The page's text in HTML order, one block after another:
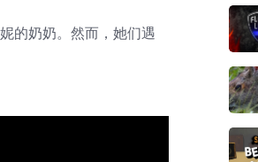
的奶奶。然而，她们遇